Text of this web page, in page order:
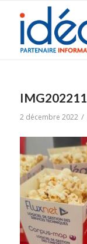
2 décembre 2022 /